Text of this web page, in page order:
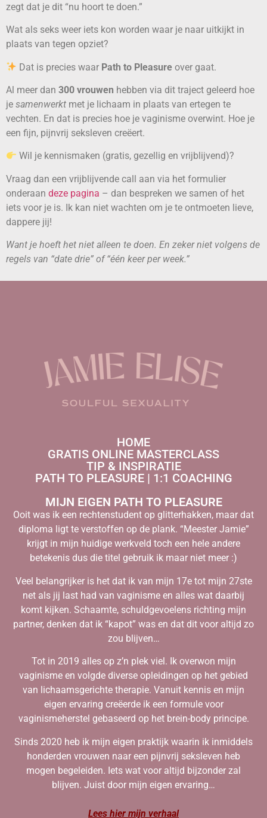
zegt dat je dit “nu hoort te doen.”
Wat als seks weer iets kon worden waar je naar uitkijkt in
plaats van tegen opziet?
Dat is precies waar Path to Pleasure over gaat.
Al meer dan 300 vrouwen hebben via dit traject geleerd hoe
je samenwerkt met je lichaam in plaats van ertegen te
vechten. En dat is precies hoe je vaginisme overwint. Hoe je
een fijn, pijnvrij seksleven creëert.
Wil je kennismaken (gratis, gezellig en vrijblijvend)?
Vraag dan een vrijblijvende call aan via het formulier
onderaan deze pagina – dan bespreken we samen of het
iets voor je is. Ik kan niet wachten om je te ontmoeten lieve,
dappere jij!
Want je hoeft het niet alleen te doen. En zeker niet volgens de
regels van “date drie” of “één keer per week.”
HOME
GRATIS ONLINE MASTERCLASS
TIP & INSPIRATIE
PATH TO PLEASURE | 1:1 COACHING
MIJN EIGEN PATH TO PLEASURE
Ooit was ik een rechtenstudent op glitterhakken, maar dat
diploma ligt te verstoffen op de plank. “Meester Jamie”
krijgt in mijn huidige werkveld toch een hele andere
betekenis dus die titel gebruik ik maar niet meer :)
Veel belangrijker is het dat ik van mijn 17e tot mijn 27ste
net als jij last had van vaginisme en alles wat daarbij
komt kijken. Schaamte, schuldgevoelens richting mijn
partner, denken dat ik “kapot” was en dat dit voor altijd zo
zou blijven…
Tot in 2019 alles op z’n plek viel. Ik overwon mijn
vaginisme en volgde diverse opleidingen op het gebied
van lichaamsgerichte therapie. Vanuit kennis en mijn
eigen ervaring creëerde ik een formule voor
vaginismeherstel gebaseerd op het brein-body principe.
Sinds 2020 heb ik mijn eigen praktijk waarin ik inmiddels
honderden vrouwen naar een pijnvrij seksleven heb
mogen begeleiden. Iets wat voor altijd bijzonder zal
blijven. Juist door mijn eigen ervaring…
Lees hier mijn verhaal